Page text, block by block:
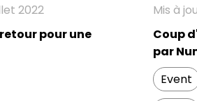
2022
pour une
Mis à
Coup
par
Event